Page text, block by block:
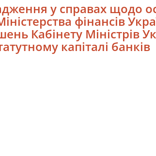
у справах щодо
фінансів
Кабінету Міністрів
капіталі банків